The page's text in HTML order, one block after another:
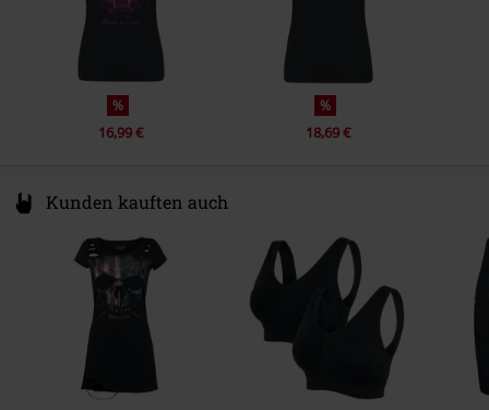
Ohne Taschen
schwarz/grau
%
16,99 €
%
18,69 €
Kunden kauften auch